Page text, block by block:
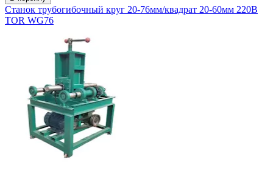
Станок трубогибочный круг 20-76мм/квадрат 20-60мм 220В
TOR WG76